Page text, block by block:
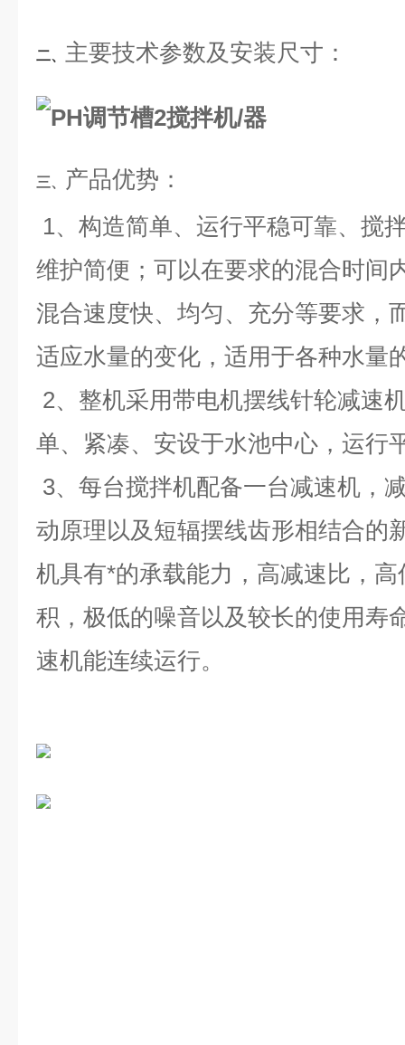
二、 主要技术参数及安装尺寸 ：
三、
产品优势：
1、构造简单、运行平稳可靠、搅
维护简便；可以在要求的混合时间
混合速度快、均匀、充分等要求，
适应水量的变化，适用于各种水量
2、整机采用带电机摆线针轮减速
单、紧凑、安设于水池中心，运行
3、每台搅拌机配备一台减速机，
动原理以及短辐摆线齿形相结合的
机具有*的承载能力，高减速比，
积，极低的噪音以及较长的使用寿
速机能连续运行。